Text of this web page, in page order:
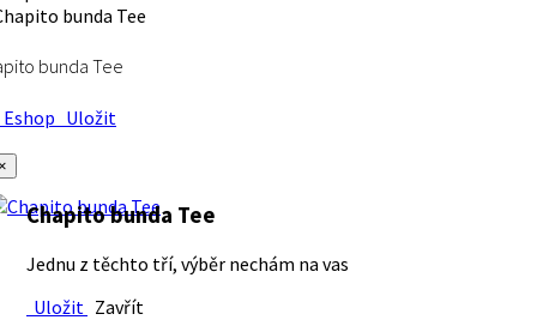
bunda Tee
Uložit
Chapito bunda Tee
Jednu z těchto tří, výběr nechám na vas
Uložit Zavřít